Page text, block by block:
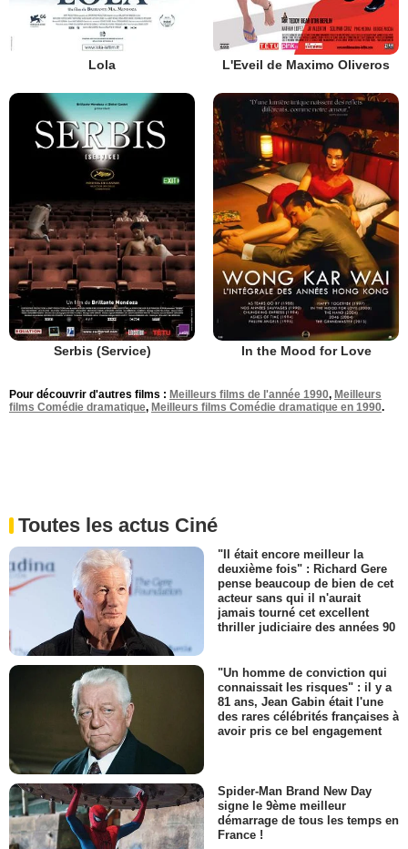
Lola L'Eveil de Maximo Oliveros
Serbis (Service) In the Mood for Love
Pour découvrir d'autres films : Meilleurs films de l'année 1990, Meilleurs
films Comédie dramatique, Meilleurs films Comédie dramatique en 1990.
Toutes les actus Ciné
"Il était encore meilleur la
deuxième fois" : Richard Gere
pense beaucoup de bien de cet
acteur sans qui il n'aurait
jamais tourné cet excellent
thriller judiciaire des années 90
"Un homme de conviction qui
connaissait les risques" : il y a
81 ans, Jean Gabin était l'une
des rares célébrités françaises à
avoir pris ce bel engagement
Spider-Man Brand New Day
signe le 9ème meilleur
démarrage de tous les temps en
France !